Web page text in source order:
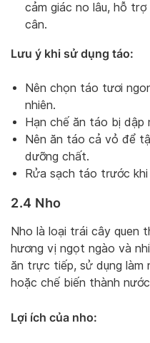
cảm giác no lâu, hỗ trợ
cân.
Lưu ý khi sử dụng táo:
Nên chọn táo tươi
nhiên.
Hạn chế ăn táo bị dập
Nên ăn táo cả vỏ để
dưỡng chất.
Rửa sạch táo trước
2.4 Nho
Nho là loại trái cây quen
hương vị ngọt ngào và
ăn trực tiếp, sử dụng làm
hoặc chế biến thành
Lợi ích của nho: